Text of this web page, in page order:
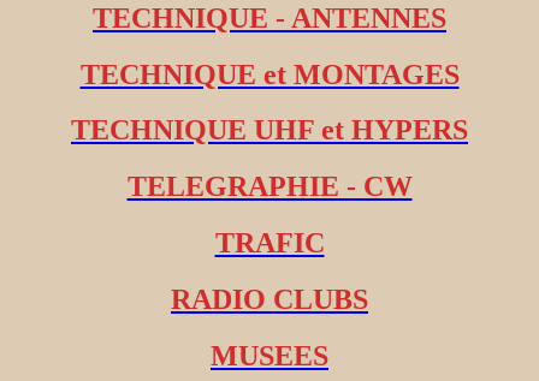
TECHNIQUE - ANTENNES
TECHNIQUE et MONTAGES
TECHNIQUE UHF et HYPERS
TELEGRAPHIE - CW
TRAFIC
RADIO CLUBS
MUSEES